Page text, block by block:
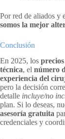
Por red de aliados y
somos la mejor
Conclusión
En 2025, los
técnica, el número
experiencia del
pero la decisión
detalle incluye/no
plan. Si lo deseas,
asesoría gratuita
credenciales y